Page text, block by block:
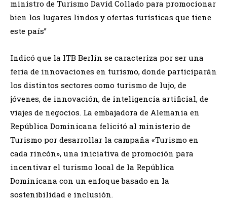
ministro de Turismo David Collado para promocionar
bien los lugares lindos y ofertas turísticas que tiene
este país”
Indicó que la lTB Berlín se caracteriza por ser una
feria de innovaciones en turismo, donde participarán
los distintos sectores como turismo de lujo, de
jóvenes, de innovación, de inteligencia artificial, de
viajes de negocios. La embajadora de Alemania en
República Dominicana felicitó al ministerio de
Turismo por desarrollar la campaña «Turismo en
cada rincón», una iniciativa de promoción para
incentivar el turismo local de la República
Dominicana con un enfoque basado en la
sostenibilidad e inclusión.